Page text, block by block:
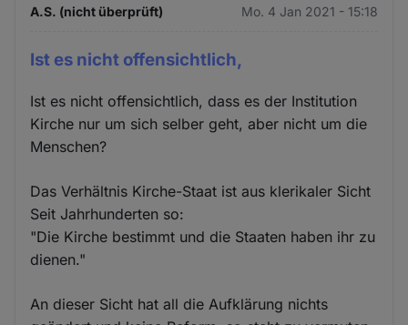
A.S. (nicht überprüft) Mo. 4 Jan 2021 - 15:18
Ist es nicht offensichtlich,
Ist es nicht offensichtlich, dass es der Institution
Kirche nur um sich selber geht, aber nicht um die
Menschen?
Das Verhältnis Kirche-Staat ist aus klerikaler Sicht
Seit Jahrhunderten so:
"Die Kirche bestimmt und die Staaten haben ihr zu
dienen."
An dieser Sicht hat all die Aufklärung nichts